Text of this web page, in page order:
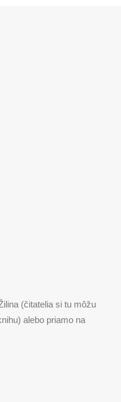
(čitatelia si tu môžu
alebo priamo na